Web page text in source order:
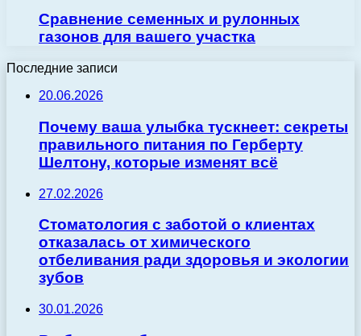
Сравнение семенных и рулонных
газонов для вашего участка
Последние записи
20.06.2026
Почему ваша улыбка тускнеет: секреты
правильного питания по Герберту
Шелтону, которые изменят всё
27.02.2026
Стоматология с заботой о клиентах
отказалась от химического
отбеливания ради здоровья и экологии
зубов
30.01.2026